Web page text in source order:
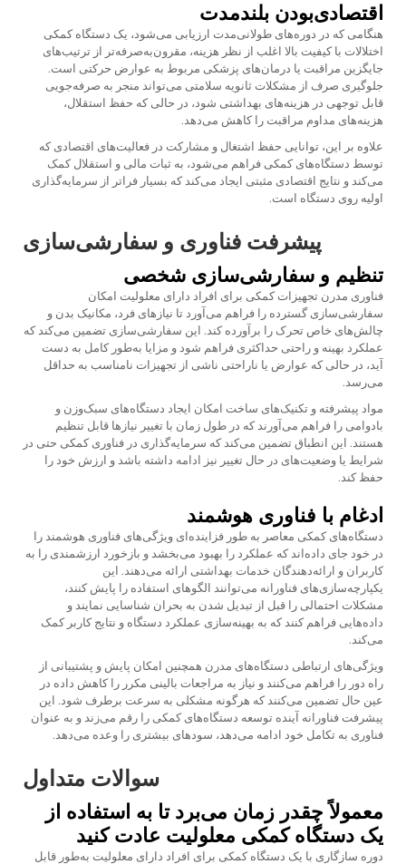
اقتصادی‌بودن بلندمدت
هنگامی که در دوره‌های طولانی‌مدت ارزیابی می‌شود، یک دستگاه کمکی
اختلالات با کیفیت بالا اغلب از نظر هزینه، مقرون‌به‌صرفه‌تر از ترتیب‌های
جایگزین مراقبت یا درمان‌های پزشکی مربوط به عوارض حرکتی است.
جلوگیری صرف از مشکلات ثانویه سلامتی می‌تواند منجر به صرفه‌جویی
قابل توجهی در هزینه‌های بهداشتی شود، در حالی که حفظ استقلال،
هزینه‌های مداوم مراقبت را کاهش می‌دهد.
علاوه بر این، توانایی حفظ اشتغال و مشارکت در فعالیت‌های اقتصادی که
توسط دستگاه‌های کمکی فراهم می‌شود، به ثبات مالی و استقلال کمک
می‌کند و نتایج اقتصادی مثبتی ایجاد می‌کند که بسیار فراتر از سرمایه‌گذاری
اولیه روی دستگاه است.
پیشرفت فناوری و سفارشی‌سازی
تنظیم و سفارشی‌سازی شخصی
فناوری مدرن تجهیزات کمکی برای افراد دارای معلولیت امکان
سفارشی‌سازی گسترده را فراهم می‌آورد تا نیاز‌های فرد، مکانیک بدن و
چالش‌های خاص تحرک را برآورده کند. این سفارشی‌سازی تضمین می‌کند که
عملکرد بهینه و راحتی حداکثری فراهم شود و مزایا به‌طور کامل به دست
آید، در حالی که عوارض یا ناراحتی ناشی از تجهیزات نامناسب به حداقل
می‌رسد.
مواد پیشرفته و تکنیک‌های ساخت امکان ایجاد دستگاه‌های سبک‌وزن و
بادوامی را فراهم می‌آورند که در طول زمان با تغییر نیاز‌ها قابل تنظیم
هستند. این انطباق تضمین می‌کند که سرمایه‌گذاری در فناوری کمکی حتی در
شرایط یا وضعیت‌های در حال تغییر نیز ادامه داشته باشد و ارزش خود را
حفظ کند.
ادغام با فناوری هوشمند
دستگاه‌های کمکی معاصر به طور فزاینده‌ای ویژگی‌های فناوری هوشمند را
در خود جای داده‌اند که عملکرد را بهبود می‌بخشد و بازخورد ارزشمندی را به
کاربران و ارائه‌دهندگان خدمات بهداشتی ارائه می‌دهند. این
یکپارچه‌سازی‌های فناورانه می‌توانند الگوهای استفاده را پایش کنند،
مشکلات احتمالی را قبل از تبدیل شدن به بحران شناسایی نمایند و
داده‌هایی فراهم کنند که به بهینه‌سازی عملکرد دستگاه و نتایج کاربر کمک
می‌کند.
ویژگی‌های ارتباطی دستگاه‌های مدرن همچنین امکان پایش و پشتیبانی از
راه دور را فراهم می‌کنند و نیاز به مراجعات بالینی مکرر را کاهش داده در
عین حال تضمین می‌کنند که هرگونه مشکلی به سرعت برطرف شود. این
پیشرفت فناورانه آینده توسعه دستگاه‌های کمکی را رقم می‌زند و به عنوان
فناوری به تکامل خود ادامه می‌دهد، سودهای بیشتری را وعده می‌دهد.
سوالات متداول
معمولاً چقدر زمان می‌برد تا به استفاده از
یک دستگاه کمکی معلولیت عادت کنید
دوره سازگاری با یک دستگاه کمکی برای افراد دارای معلولیت به‌طور قابل